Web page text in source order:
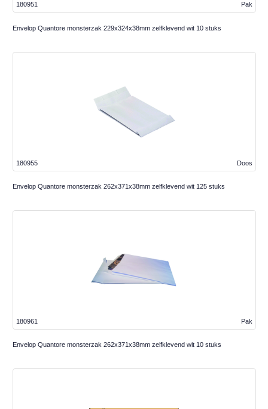
Pak
180951
Envelop Quantore monsterzak 229x324x38mm zelfklevend wit 10 stuks
Doos
180955
Envelop Quantore monsterzak 262x371x38mm zelfklevend wit 125 stuks
Pak
180961
Envelop Quantore monsterzak 262x371x38mm zelfklevend wit 10 stuks